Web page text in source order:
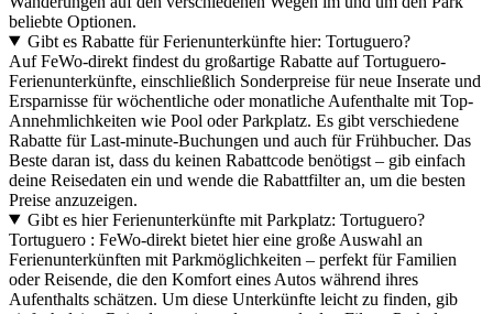
beliebte Optionen.
Gibt es Rabatte für Ferienunterkünfte hier: Tortuguero?
Auf FeWo-direkt findest du großartige Rabatte auf Tortuguero-
Ferienunterkünfte, einschließlich Sonderpreise für neue Inserate und
Ersparnisse für wöchentliche oder monatliche Aufenthalte mit Top-
Annehmlichkeiten wie Pool oder Parkplatz. Es gibt verschiedene
Rabatte für Last-minute-Buchungen und auch für Frühbucher. Das
Beste daran ist, dass du keinen Rabattcode benötigst – gib einfach
deine Reisedaten ein und wende die Rabattfilter an, um die besten
Preise anzuzeigen.
Gibt es hier Ferienunterkünfte mit Parkplatz: Tortuguero?
Tortuguero : FeWo-direkt bietet hier eine große Auswahl an
Ferienunterkünften mit Parkmöglichkeiten – perfekt für Familien
oder Reisende, die den Komfort eines Autos während ihres
Aufenthalts schätzen. Um diese Unterkünfte leicht zu finden, gib